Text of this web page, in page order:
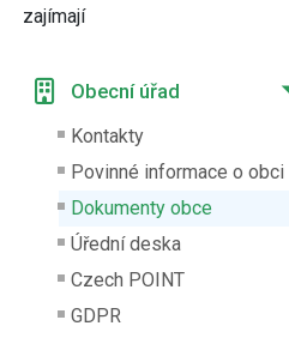
zajímají
Obecní úřad
Kontakty
Povinné informace o obci
Dokumenty obce
Úřední deska
Czech POINT
GDPR